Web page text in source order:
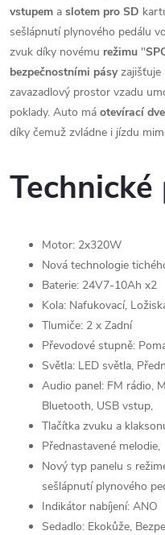
vstupem a slotem pro SD
sešlápnutí plynového pedálu
zvuk díky novému režimu "
bezpečnostními pásyzajišťuje
zavazadlový prostor vzadu
poklady. Auto má otevírací
díky čemuž zvládne i jízdu
Motor: 2x320W
Nová technologie
Baterie: 24V7-10Ah x2
Kola: Nafukovací,
Tlumiče: 2 x Zadní
Převodové stupně:
Světla: LED světla,
Audio panel: FM rádio,
Bluetooth, USB vstup,
Tlačítka zvuku a
Přednastavené melodie,
Nový typ panelu s
sešlápnutí plynového
Indikátor nabíjení: ANO
Sedadlo: Ekokůže,